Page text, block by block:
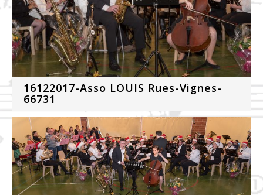
16122017-Asso LOUIS Rues-Vignes-
66731